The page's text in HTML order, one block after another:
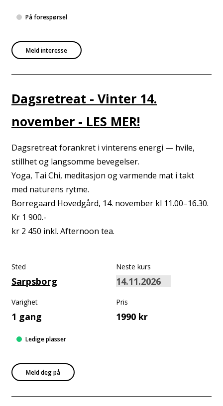
Meld interesse
På forespørsel
Dagsretreat - Vinter 14.
november - LES MER!
Dagsretreat forankret i vinterens energi — hvile,
stillhet og langsomme bevegelser.
Yoga, Tai Chi, meditasjon og varmende mat i takt
med naturens rytme.
Borregaard Hovedgård, 14. november kl 11.00–16.30.
Kr 1 900.-
kr 2 450 inkl. Afternoon tea.
Sted
Sarpsborg
Neste kurs
Varighet
1 gang
Pris
1990 kr
Meld deg på
Ledige plasser